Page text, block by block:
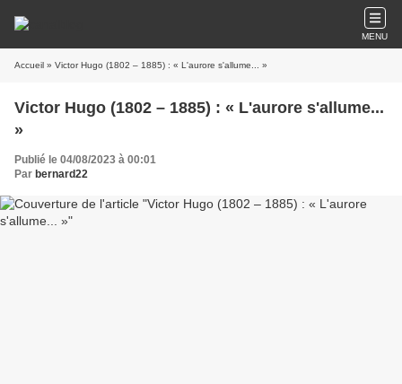
MENU
Accueil » Victor Hugo (1802 – 1885) : « L'aurore s'allume... »
Victor Hugo (1802 – 1885) : « L'aurore s'allume...
»
Publié le 04/08/2023 à 00:01
Par bernard22